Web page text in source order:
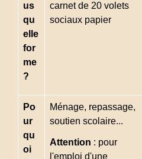
us
qu
elle
for
me
?
carnet de 20 volets
sociaux papier
Po
ur
qu
oi
Ménage, repassage,
soutien scolaire...
Attention : pour
l'emploi d'une